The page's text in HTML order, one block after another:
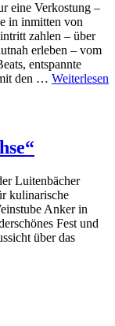
eine Verkostung –
in inmitten von
zahlen – über
erleben – vom
entspannte
den … Weiterlesen
Luitenbächer
kulinarische
Anker in
Fest und
über das